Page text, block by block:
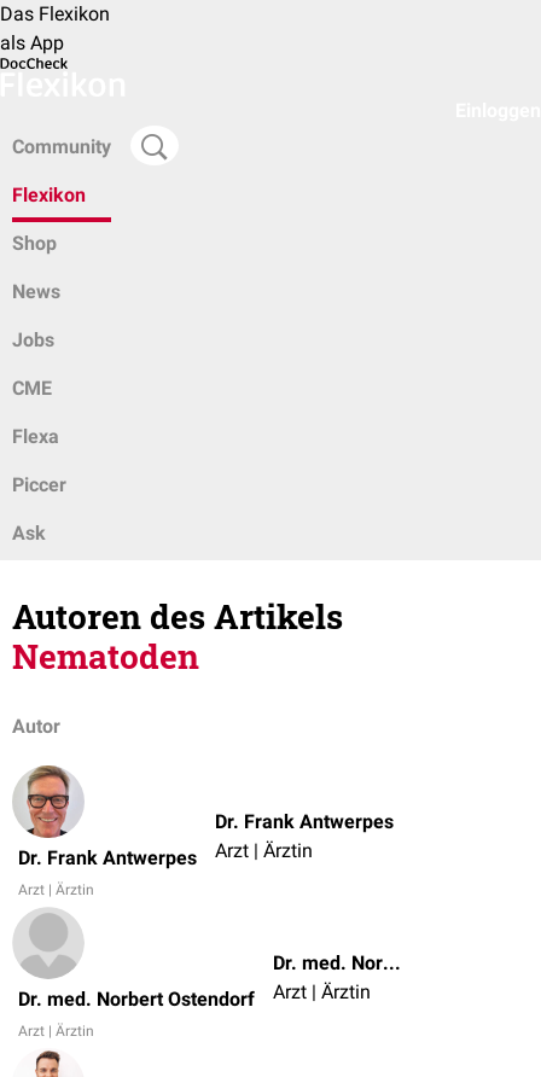
Das Flexikon
als App
Community
Flexikon
Shop
News
Jobs
CME
Flexa
Piccer
Ask
Autoren des Artikels
Nematoden
Autor
Dr. Frank Antwerpes
Arzt | Ärztin
Dr. Frank Antwerpes
Arzt | Ärztin
Dr. med. Norbert Ostendorf
Arzt | Ärztin
Dr. med. Norbert Ostendorf
Arzt | Ärztin